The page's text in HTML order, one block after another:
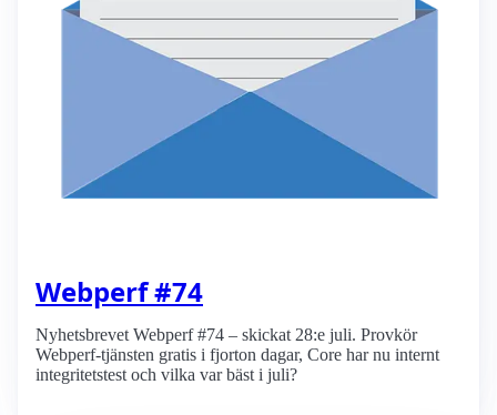
Webperf #74
Nyhetsbrevet Webperf #74 – skickat 28:e juli. Provkör
Webperf-tjänsten gratis i fjorton dagar, Core har nu internt
integritetstest och vilka var bäst i juli?